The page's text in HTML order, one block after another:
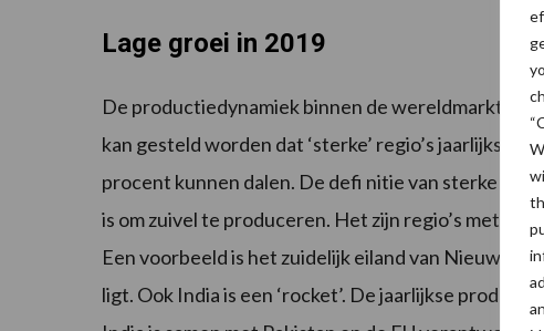
Lage groei in 2019
De productiedynamiek binnen de wereldmarkt
kan gesteld worden dat ‘sterke’ regio’s jaarlijks
procent kunnen dalen. De defi nitie van sterke
is om zuivel te produceren. Het zijn regio’s met
Een voorbeeld is het zuidelijk eiland van
ligt. Ook India is een ‘rocket’. De jaarlijkse